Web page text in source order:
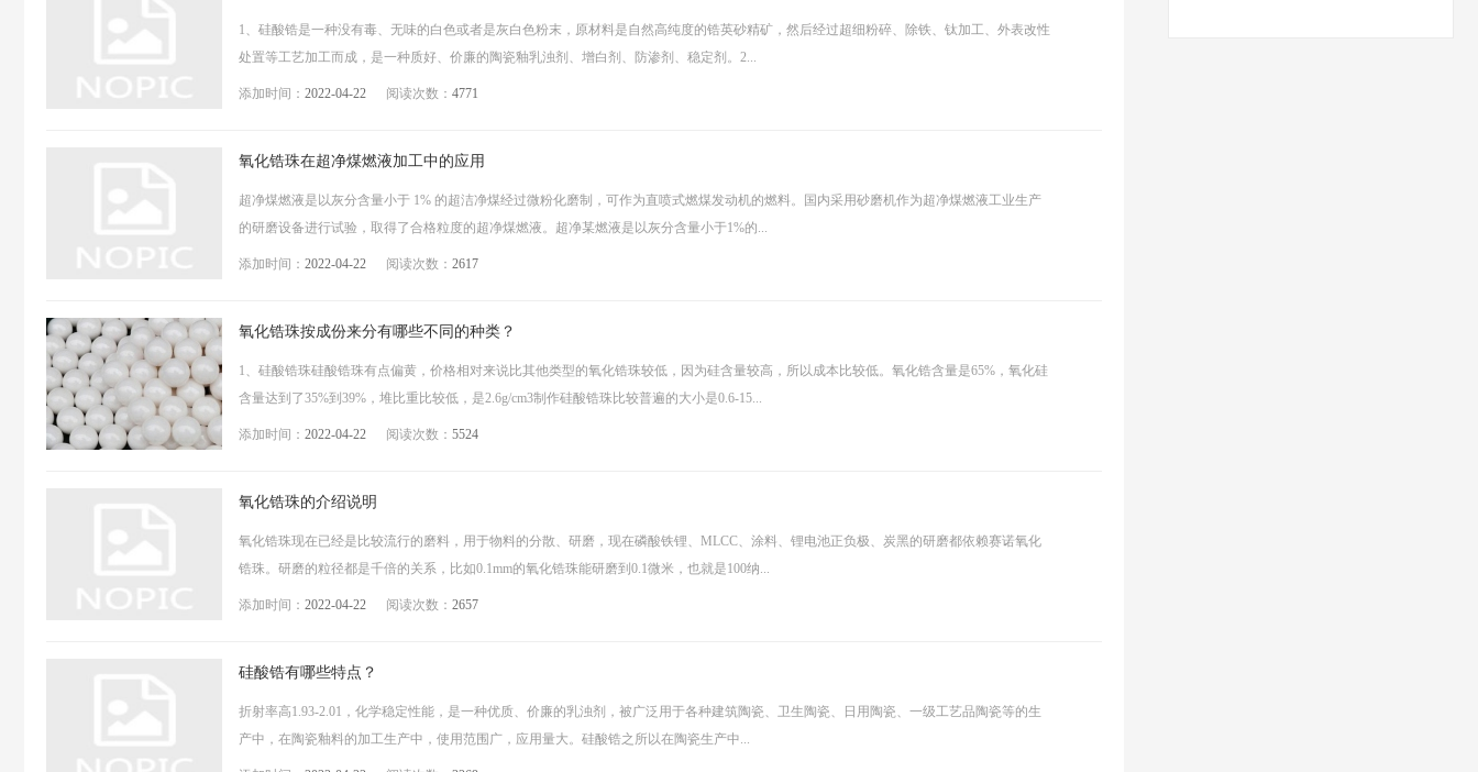
1、硅酸锆是一种没有毒、无味的白色或者是灰白色粉末，原材料是自然高纯度的锆英砂精矿，然后经过超细粉碎、除铁、钛加工、外表改性
处置等工艺加工而成，是一种质好、价廉的陶瓷釉乳浊剂、增白剂、防渗剂、稳定剂。2...
添加时间： 2022-04-22 阅读次数： 4771
氧化锆珠在超净煤燃液加工中的应用
超净煤燃液是以灰分含量小于 1% 的超洁净煤经过微粉化磨制，可作为直喷式燃煤发动机的燃料。国内采用砂磨机作为超净煤燃液工业生产
的研磨设备进行试验，取得了合格粒度的超净煤燃液。超净某燃液是以灰分含量小于1%的...
添加时间： 2022-04-22 阅读次数： 2617
氧化锆珠按成份来分有哪些不同的种类？
1、硅酸锆珠硅酸锆珠有点偏黄，价格相对来说比其他类型的氧化锆珠较低，因为硅含量较高，所以成本比较低。氧化锆含量是65%，氧化硅
含量达到了35%到39%，堆比重比较低，是2.6g/cm3制作硅酸锆珠比较普遍的大小是0.6-15...
添加时间： 2022-04-22 阅读次数： 5524
氧化锆珠的介绍说明
氧化锆珠现在已经是比较流行的磨料，用于物料的分散、研磨，现在磷酸铁锂、MLCC、涂料、锂电池正负极、炭黑的研磨都依赖赛诺氧化
锆珠。研磨的粒径都是千倍的关系，比如0.1mm的氧化锆珠能研磨到0.1微米，也就是100纳...
添加时间： 2022-04-22 阅读次数： 2657
硅酸锆有哪些特点？
折射率高1.93-2.01，化学稳定性能，是一种优质、价廉的乳浊剂，被广泛用于各种建筑陶瓷、卫生陶瓷、日用陶瓷、一级工艺品陶瓷等的生
产中，在陶瓷釉料的加工生产中，使用范围广，应用量大。硅酸锆之所以在陶瓷生产中...